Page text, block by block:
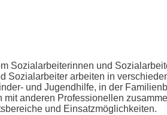
Sozialarbeiterinnen und
Sozialarbeiter arbeiten in
und Jugendhilfe, in der
mit anderen Professionellen
und Einsatzmöglichkeiten.